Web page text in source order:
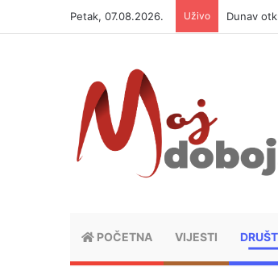
Petak, 07.08.2026. Uživo Dunav
POČETNA VIJESTI